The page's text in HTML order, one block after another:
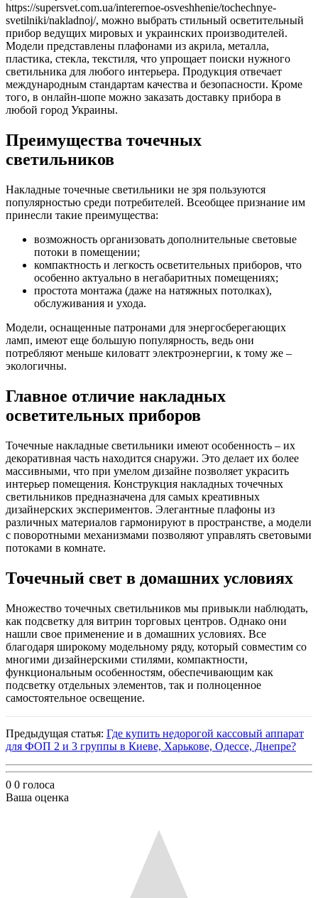
https://supersvet.com.ua/interernoe-osveshhenie/tochechnye-
svetilniki/nakladnoj/, можно выбрать стильный осветительный
прибор ведущих мировых и украинских производителей.
Модели представлены плафонами из акрила, металла,
пластика, стекла, текстиля, что упрощает поиски нужного
светильника для любого интерьера. Продукция отвечает
международным стандартам качества и безопасности. Кроме
того, в онлайн-шопе можно заказать доставку прибора в
любой город Украины.
Преимущества точечных
светильников
Накладные точечные светильники не зря пользуются
популярностью среди потребителей. Всеобщее признание им
принесли такие преимущества:
возможность организовать дополнительные световые
потоки в помещении;
компактность и легкость осветительных приборов, что
особенно актуально в негабаритных помещениях;
простота монтажа (даже на натяжных потолках),
обслуживания и ухода.
Модели, оснащенные патронами для энергосберегающих
ламп, имеют еще большую популярность, ведь они
потребляют меньше киловатт электроэнергии, к тому же –
экологичны.
Главное отличие накладных
осветительных приборов
Точечные накладные светильники имеют особенность – их
декоративная часть находится снаружи. Это делает их более
массивными, что при умелом дизайне позволяет украсить
интерьер помещения. Конструкция накладных точечных
светильников предназначена для самых креативных
дизайнерских экспериментов. Элегантные плафоны из
различных материалов гармонируют в пространстве, а модели
с поворотными механизмами позволяют управлять световыми
потоками в комнате.
Точечный свет в домашних условиях
Множество точечных светильников мы привыкли наблюдать,
как подсветку для витрин торговых центров. Однако они
нашли свое применение и в домашних условиях. Все
благодаря широкому модельному ряду, который совместим со
многими дизайнерскими стилями, компактности,
функциональным особенностям, обеспечивающим как
подсветку отдельных элементов, так и полноценное
самостоятельное освещение.
Предыдущая статья: Где купить недорогой кассовый аппарат
для ФОП 2 и 3 группы в Киеве, Харькове, Одессе, Днепре?
0 0 голоса
Ваша оценка